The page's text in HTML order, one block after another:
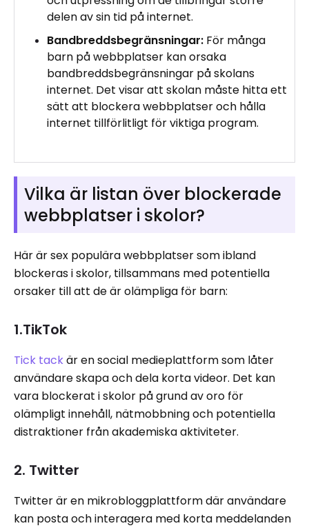
delen av sin tid på internet.
Bandbreddsbegränsningar: För många
barn på webbplatser kan orsaka
bandbreddsbegränsningar på skolans
internet. Det visar att skolan måste hitta ett
sätt att blockera webbplatser och hålla
internet tillförlitligt för viktiga program.
Vilka är listan över blockerade
webbplatser i skolor?
Här är sex populära webbplatser som ibland
blockeras i skolor, tillsammans med potentiella
orsaker till att de är olämpliga för barn:
1.TikTok
Tick ​​tackär en social medieplattform som låter
användare skapa och dela korta videor. Det kan
vara blockerat i skolor på grund av oro för
olämpligt innehåll, nätmobbning och potentiella
distraktioner från akademiska aktiviteter.
2. Twitter
Twitter är en mikrobloggplattform där användare
kan posta och interagera med korta meddelanden